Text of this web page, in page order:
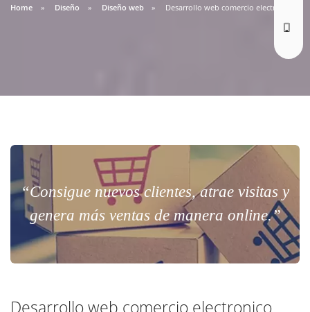
Home Diseño Diseño web Desarrollo web comercio electronico
“Consigue nuevos clientes, atrae visitas y
genera más ventas de manera online.”
Desarrollo web comercio electronico